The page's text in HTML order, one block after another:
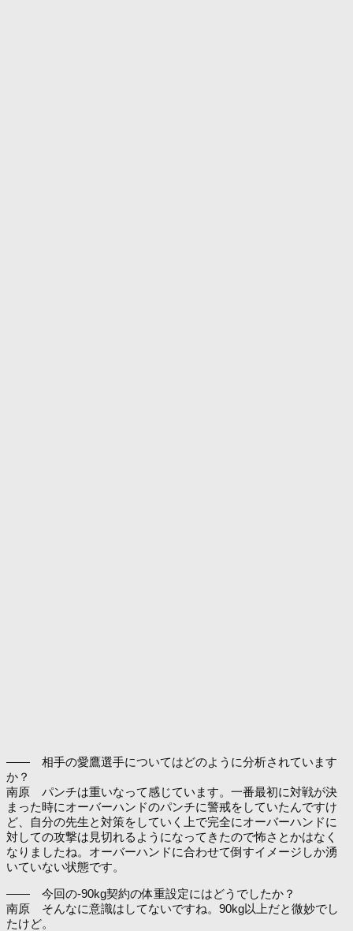
―― 相手の愛鷹選手についてはどのように分析されています
か？
南原 パンチは重いなって感じています。一番最初に対戦が決
まった時にオーバーハンドのパンチに警戒をしていたんですけ
ど、自分の先生と対策をしていく上で完全にオーバーハンドに
対しての攻撃は見切れるようになってきたので怖さとかはなく
なりましたね。オーバーハンドに合わせて倒すイメージしか湧
いていない状態です。
―― 今回の-90kg契約の体重設定にはどうでしたか？
南原 そんなに意識はしてないですね。90kg以上だと微妙でし
たけど。